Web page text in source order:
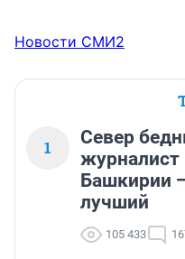
Новости СМИ2
1
Север
журналист
Башкирии
лучший
105 433